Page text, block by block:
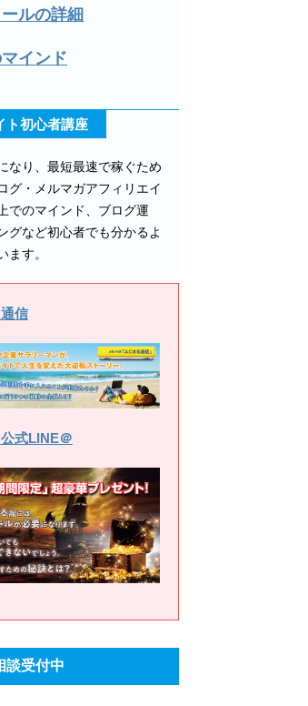
ルの詳細
インド
ト初心者講座
なり、最短最速で稼ぐため
グ・メルマガアフィリエイ
でのマインド、ブログ運
グなど初心者でも分かるよ
ます。
信
式LINE＠
談受付中